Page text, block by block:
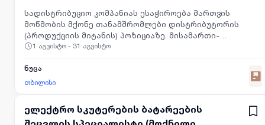
მოთხოვნა — შრომისმოყვარეობა და ინსტრუმენტებთან
მეგობრობა ბაზისურ დონეზე.საკონტაქტო
ინფორმაცია:დაგვიკავშირდით ნომერზე: +995 555 86 88 66
სადისტრიბუციო კომპანიას ესაჭიროება მართვის
მოწმობის მქონე თანამშრომლები დისტრიბუტორის
(პროდუქციის მიტანის) პოზიციაზე. მისამართი-
ორხევიანაზღაურება-1500 ლარი
1 აგვისტო - 31 აგვისტო
ნუცა
თბილისი
ელექტრო სკუტერების ბატარეების